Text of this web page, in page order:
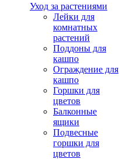
Уход за растениями
Лейки для
комнатных
растений
Поддоны для
кашпо
Ограждение для
кашпо
Горшки для
цветов
Балконные
ящики
Подвесные
горшки для
цветов